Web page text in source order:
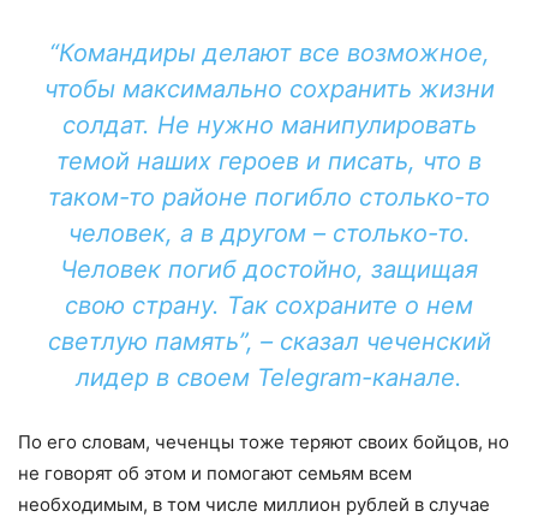
“Командиры делают все возможное,
чтобы максимально сохранить жизни
солдат. Не нужно манипулировать
темой наших героев и писать, что в
таком-то районе погибло столько-то
человек, а в другом – столько-то.
Человек погиб достойно, защищая
свою страну. Так сохраните о нем
светлую память”, – сказал чеченский
лидер в своем Telegram-канале.
По его словам, чеченцы тоже теряют своих бойцов, но
не говорят об этом и помогают семьям всем
необходимым, в том числе миллион рублей в случае